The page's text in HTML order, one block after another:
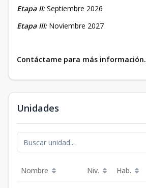
Etapa II:Septiembre 2026
Etapa III:Noviembre 2027
Contáctame para más información.
Unidades
Nombre Niv. Hab.